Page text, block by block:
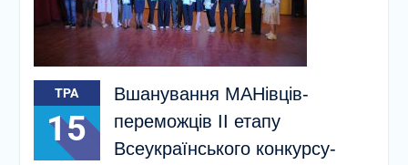
ТРА
15
Вшанування МАНівців-
переможців ІІ етапу
Всеукраїнського конкурсу-